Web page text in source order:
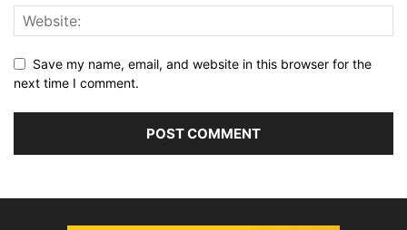
Save my name, email, and website in this browser for the
next time I comment.